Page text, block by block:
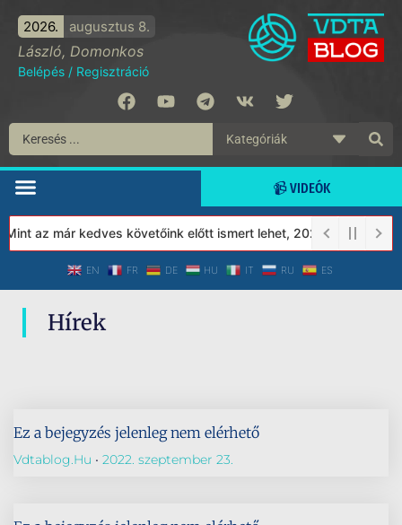
2026. augusztus 8.
László, Domonkos
Belépés / Regisztráció
📹 VIDEÓK
az már kedves követőink előtt ismert lehet, 2023-tól a
EN FR DE HU IT RU ES
Hírek
Ez a bejegyzés jelenleg nem elérhető
Vdtablog.hu 2022. szeptember 23.